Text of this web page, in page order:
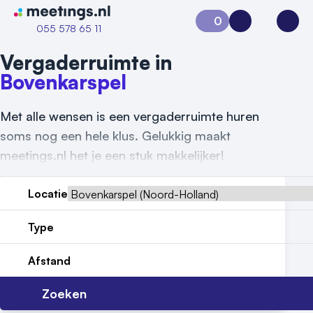
Naar home van Meetings
055 578 65 11
0
Aanvraag 0Inloggen
Vergaderruimte in
Bovenkarspel
Met alle wensen is een vergaderruimte huren
soms nog een hele klus. Gelukkig maakt
meetings.nl het je een stuk makkelijker!
Locatie
Type
Afstand
Zoeken